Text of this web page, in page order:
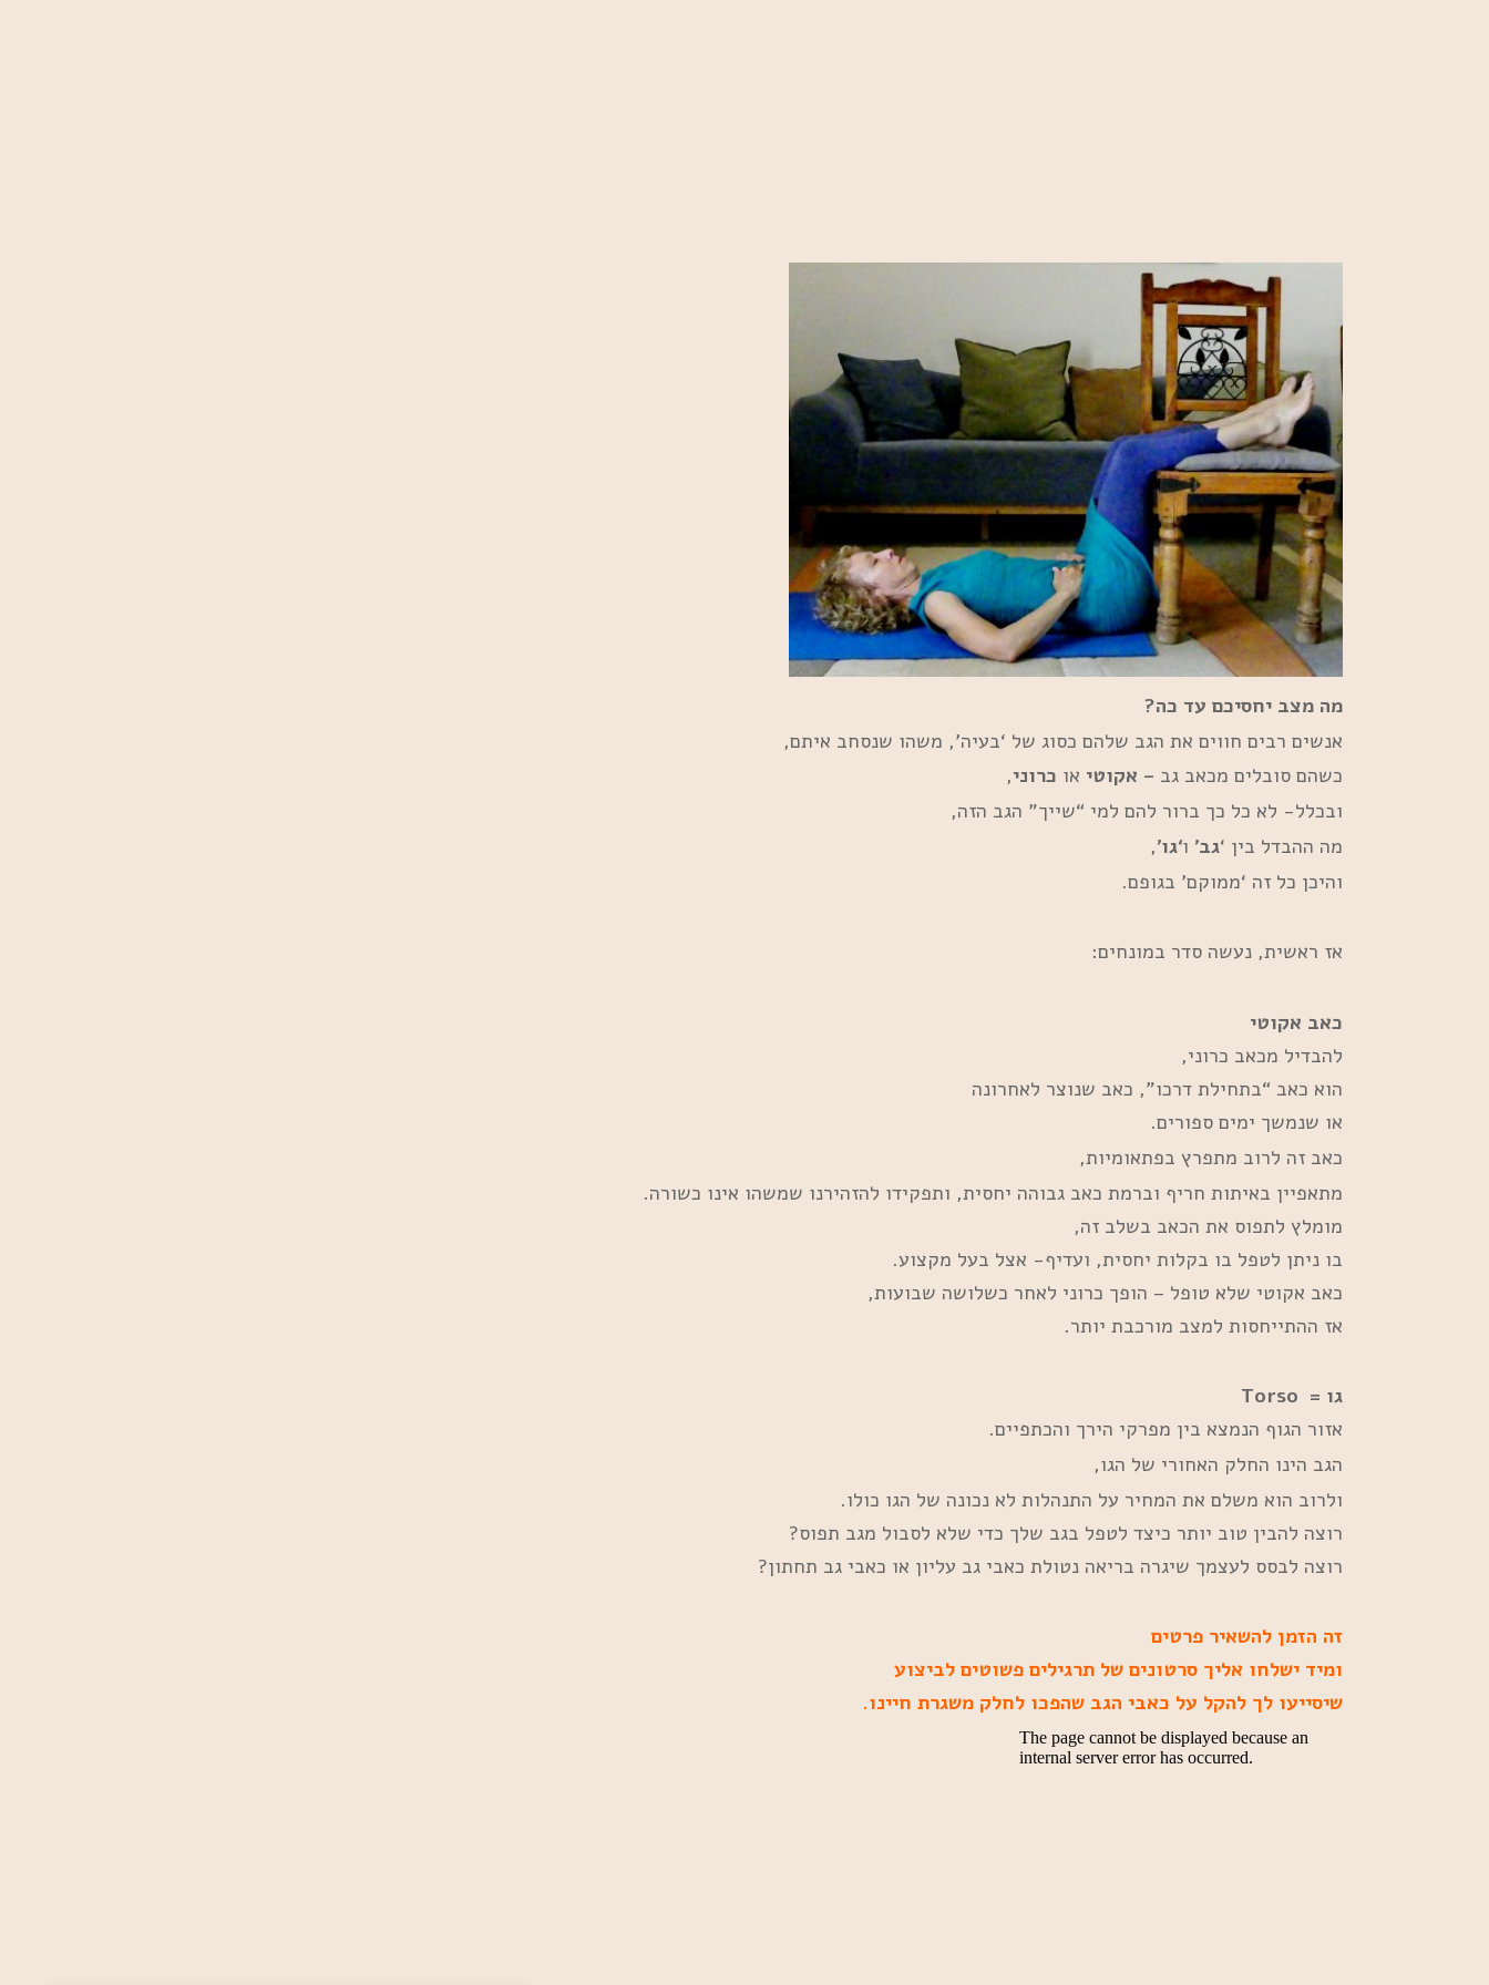
מה מצב יחסיכם עד כה?
אנשים רבים חווים את הגב שלהם כסוג של ‘בעיה’, משהו שנסחב איתם,
כשהם סובלים מכאב גב – אקוטי או כרוני,
ובכלל- לא כל כך ברור להם למי “שייך” הגב הזה,
מה ההבדל בין ‘גב’ ו‘גו’,
והיכן כל זה ‘ממוקם’ בגופם.
אז ראשית, נעשה סדר במונחים:
כאב אקוטי
להבדיל מכאב כרוני,
הוא כאב “בתחילת דרכו”, כאב שנוצר לאחרונה
או שנמשך ימים ספורים.
כאב זה לרוב מתפרץ בפתאומיות,
מתאפיין באיתות חריף וברמת כאב גבוהה יחסית, ותפקידו להזהירנו שמשהו אינו כשורה.
מומלץ לתפוס את הכאב בשלב זה,
בו ניתן לטפל בו בקלות יחסית, ועדיף- אצל בעל מקצוע.
כאב אקוטי שלא טופל – הופך כרוני לאחר כשלושה שבועות,
אז ההתייחסות למצב מורכבת יותר.
גו =
אזור הגוף הנמצא בין מפרקי הירך והכתפיים.
הגב הינו החלק האחורי של הגו,
ולרוב הוא משלם את המחיר על התנהלות לא נכונה של הגו כולו.
רוצה להבין טוב יותר כיצד לטפל בגב שלך כדי שלא לסבול מגב תפוס?
רוצה לבסס לעצמך שיגרה בריאה נטולת כאבי גב עליון או כאבי גב תחתון?
זה הזמן להשאיר פרטים
ומיד ישלחו אליך סרטונים של תרגילים פשוטים לביצוע
שיסייעו לך להקל על כאבי הגב שהפכו לחלק משגרת חיינו.